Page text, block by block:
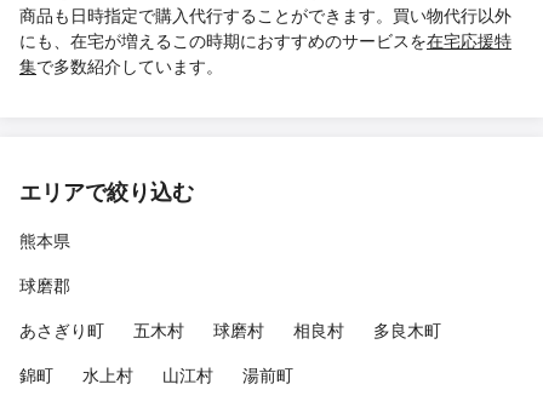
商品も日時指定で購入代行することができます。買い物代行以外
にも、在宅が増えるこの時期におすすめのサービスを在宅応援特
集で多数紹介しています。
エリアで絞り込む
熊本県
球磨郡
あさぎり町
五木村 球磨村 相良村
多良木町
錦町
水上村 山江村 湯前町